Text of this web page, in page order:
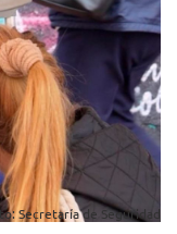
Secretaría de Seguridad